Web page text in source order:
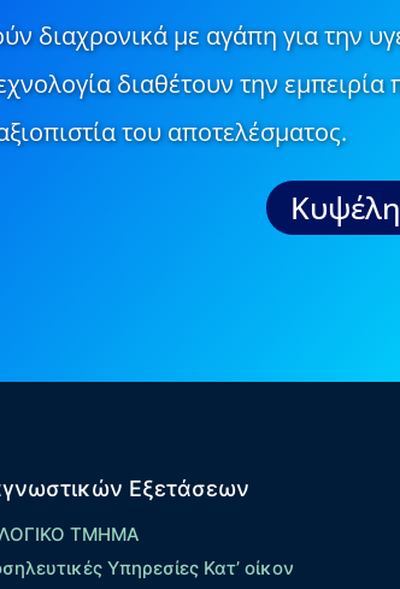
διαχρονικά με αγάπη για την
διαθέτουν την
του αποτελέσματος.
Εξετάσεων
ΤΜΗΜΑ
Υπηρεσίες Κατ’ οίκον